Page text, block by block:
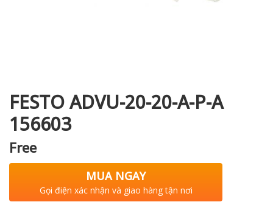
FESTO ADVU-20-20-A-P-A
156603
Free
MUA NGAY
Gọi điện xác nhận và giao hàng tận nơi